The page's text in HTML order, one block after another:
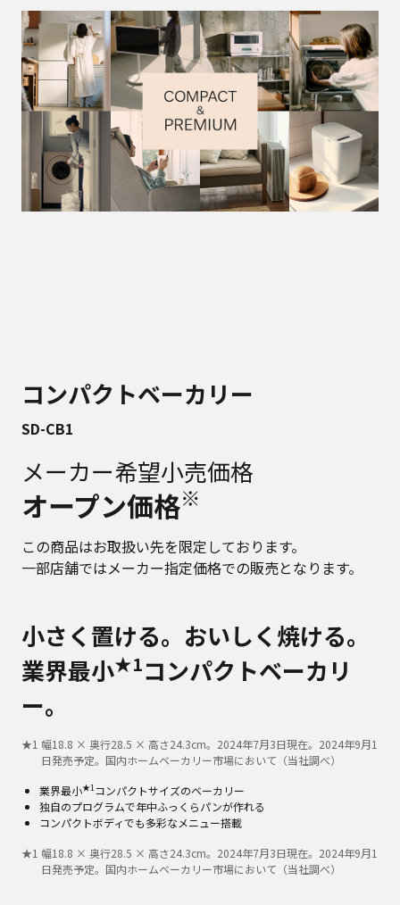
コンパクトベーカリー
SD-CB1
メーカー希望小売価格
オープン価格※
この商品はお取扱い先を限定しております。
一部店舗ではメーカー指定価格での販売となります。
小さく置ける。おいしく焼ける。
業界最小★1コンパクトベーカリ
ー。
★1 幅18.8 × 奥行28.5 × 高さ24.3cm。2024年7月3日現在。2024年9月1
日発売予定。国内ホームベーカリー市場において（当社調べ）
業界最小★1コンパクトサイズのベーカリー
独自のプログラムで年中ふっくらパンが作れる
コンパクトボディでも多彩なメニュー搭載
★1 幅18.8 × 奥行28.5 × 高さ24.3cm。2024年7月3日現在。2024年9月1
日発売予定。国内ホームベーカリー市場において（当社調べ）